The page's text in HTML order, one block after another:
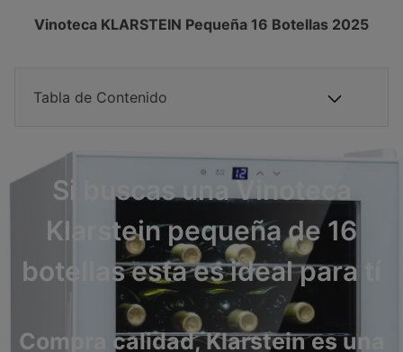
Vinoteca KLARSTEIN Pequeña 16 Botellas 2025
Tabla de Contenido
Si buscas una Vinoteca
Klarstein pequeña de 16
botellas esta es ideal para tí
Compra calidad, Klarstein es una